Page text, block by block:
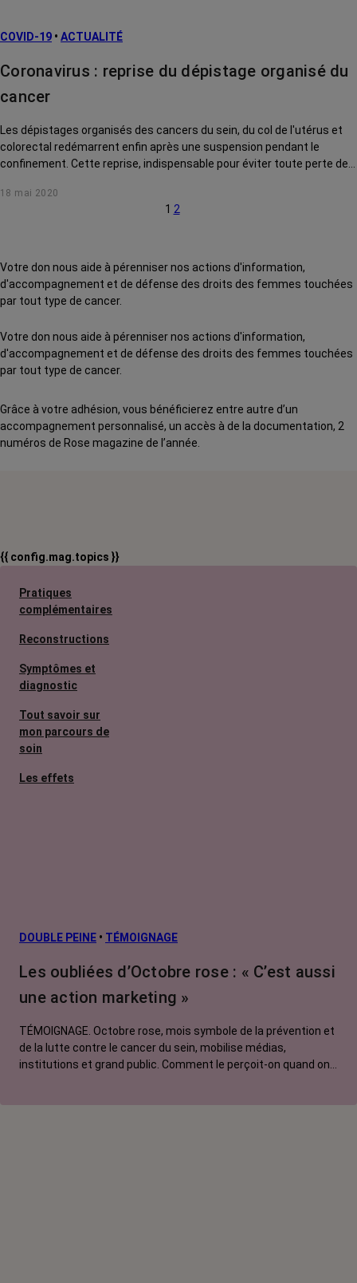
COVID-19 • ACTUALITÉ
Coronavirus : reprise du dépistage organisé du
cancer
Les dépistages organisés des cancers du sein, du col de l'utérus et
colorectal redémarrent enfin après une suspension pendant le
confinement. Cette reprise, indispensable pour éviter toute perte de
18 mai 2020
1 2
Votre don nous aide à pérenniser nos actions d'information,
d'accompagnement et de défense des droits des femmes touchées
par tout type de cancer.
Votre don nous aide à pérenniser nos actions d'information,
d'accompagnement et de défense des droits des femmes touchées
par tout type de cancer.
Grâce à votre adhésion, vous bénéficierez entre autre d’un
accompagnement personnalisé, un accès à de la documentation, 2
numéros de Rose magazine de l’année.
{{ config.mag.topics }}
Pratiques
complémentaires
Reconstructions
Symptômes et
diagnostic
Tout savoir sur
mon parcours de
soin
Les effets
L’après cancer
Traitements
contre le cancer
DOUBLE PEINE • TÉMOIGNAGE
Les oubliées d’Octobre rose : « C’est aussi
une action marketing »
TÉMOIGNAGE. Octobre rose, mois symbole de la prévention et
de la lutte contre le cancer du sein, mobilise médias,
institutions et grand public. Comment le perçoit-on quand on